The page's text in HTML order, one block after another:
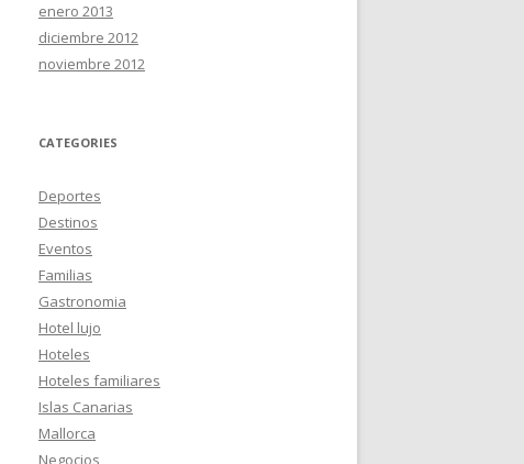
enero 2013
diciembre 2012
noviembre 2012
CATEGORIES
Deportes
Destinos
Eventos
Familias
Gastronomia
Hotel lujo
Hoteles
Hoteles familiares
Islas Canarias
Mallorca
Negocios